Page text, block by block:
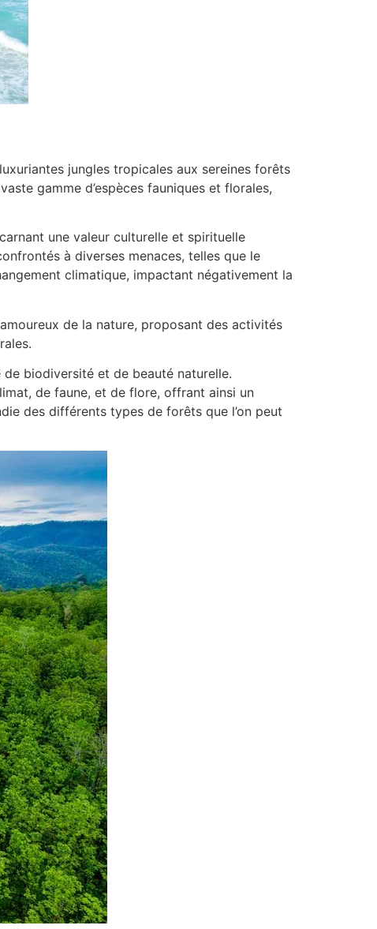
jungles tropicales aux sereines forêts
gamme d’espèces fauniques et florales,
une valeur culturelle et spirituelle
à diverses menaces, telles que le
climatique, impactant négativement la
de la nature, proposant des activités
biodiversité et de beauté naturelle.
de faune, et de flore, offrant ainsi un
des différents types de forêts que l’on peut